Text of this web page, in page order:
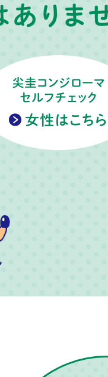
女性］
こんな危険があります